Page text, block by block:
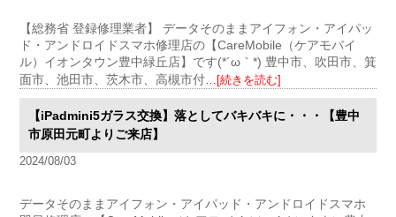
【総務省 登録修理業者】 データそのままアイフォン・アイパッ
ド・アンドロイドスマホ修理店の【CareMobile（ケアモバイ
ル）イオンタウン豊中緑丘店】です(*´ω｀*) 豊中市、吹田市、箕
面市、池田市、茨木市、高槻市付…[続きを読む]
【iPadmini5ガラス交換】落としてバキバキに・・・【豊中
市原田元町よりご来店】
2024/08/03
データそのままアイフォン・アイパッド・アンドロイドスマホ